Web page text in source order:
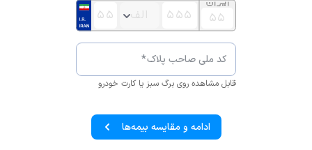
کد ملی صاحب پلاک*
قابل مشاهده روی برگ سبز یا کارت خودرو
ادامه و مقایسه بیمه‌ها